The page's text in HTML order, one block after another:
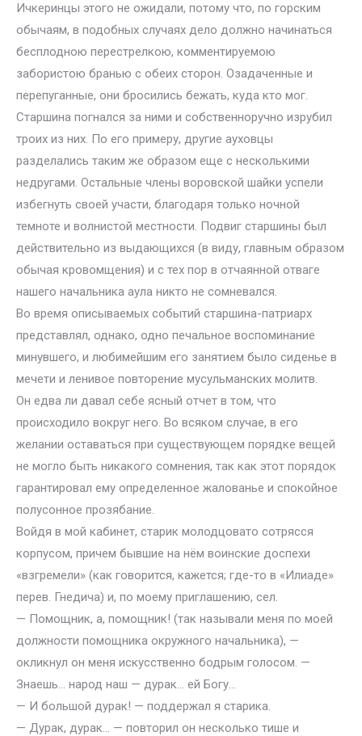
Ичкеринцы этого не ожидали, потому что, по горским
обычаям, в подобных случаях дело должно начинаться
бесплодною перестрелкою, комментируемою
забористою бранью с обеих сторон. Озадаченные и
перепуганные, они бросились бежать, куда кто мог.
Старшина погнался за ними и собственноручно изрубил
троих из них. По его примеру, другие ауховцы
разделались таким же образом еще с несколькими
недругами. Остальные члены воровской шайки успели
избегнуть своей участи, благодаря только ночной
темноте и волнистой местности. Подвиг старшины был
действительно из выдающихся (в виду, главным образом
обычая кровомщения) и с тех пор в отчаянной отваге
нашего начальника аула никто не сомневался.
Во время описываемых событий старшина-патриарх
представлял, однако, одно печальное воспоминание
минувшего, и любимейшим его занятием было сиденье в
мечети и ленивое повторение мусульманских молитв.
Он едва ли давал себе ясный отчет в том, что
происходило вокруг него. Во всяком случае, в его
желании оставаться при существующем порядке вещей
не могло быть никакого сомнения, так как этот порядок
гарантировал ему определенное жалованье и спокойное
полусонное прозябание.
Войдя в мой кабинет, старик молодцовато сотрясся
корпусом, причем бывшие на нём воинские доспехи
«взгремели» (как говорится, кажется; где-то в «Илиаде»
перев. Гнедича) и, по моему приглашению, сел.
— Помощник, а, помощник! (так называли меня по моей
должности помощника окружного начальника), —
окликнул он меня искусственно бодрым голосом. —
Знаешь… народ наш — дурак… ей Богу…
— И большой дурак! — поддержал я старика.
— Дурак, дурак… — повторил он несколько тише и